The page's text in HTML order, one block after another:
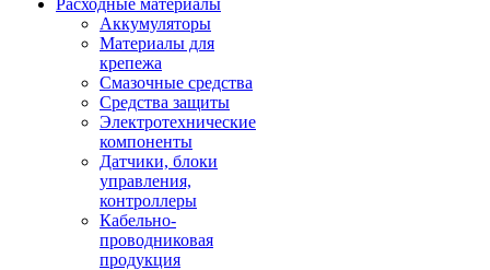
Расходные материалы
Аккумуляторы
Материалы для
крепежа
Смазочные средства
Средства защиты
Электротехнические
компоненты
Датчики, блоки
управления,
контроллеры
Кабельно-
проводниковая
продукция